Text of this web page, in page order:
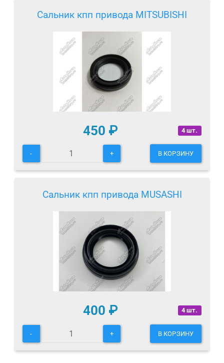
Сальник кпп привода MITSUBISHI
4 шт.
450 ₽
- + В КОРЗИНУ
Сальник кпп привода MUSASHI
4 шт.
400 ₽
- + В КОРЗИНУ